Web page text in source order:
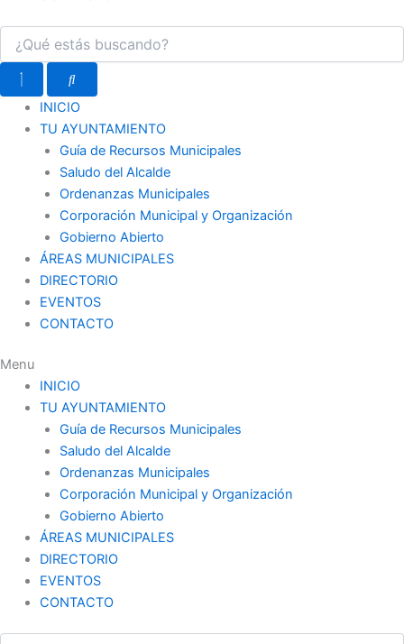
INICIO
TU AYUNTAMIENTO
Guía de Recursos Municipales
Saludo del Alcalde
Ordenanzas Municipales
Corporación Municipal y Organización
Gobierno Abierto
ÁREAS MUNICIPALES
DIRECTORIO
EVENTOS
CONTACTO
Menu
INICIO
TU AYUNTAMIENTO
Guía de Recursos Municipales
Saludo del Alcalde
Ordenanzas Municipales
Corporación Municipal y Organización
Gobierno Abierto
ÁREAS MUNICIPALES
DIRECTORIO
EVENTOS
CONTACTO